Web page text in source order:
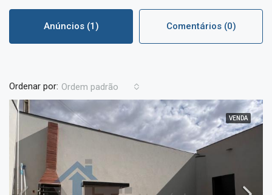
Anúncios (1) Comentários (0)
Ordenar por: Ordem padrão
VENDA